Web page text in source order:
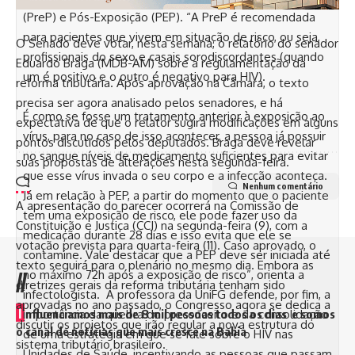
(PreP) e Pós-Exposição (PEP). “A PreP é recomendada
para pacientes que vivem em situação de risco, ou seja,
profissionais do sexo e casais sorodiscordantes (quando
um é positivo e o outro é negativo para HIV).
É como se fosse um tratamento anterior à exposição ao
vírus, para no caso de isso acontecer, a pessoa já possuir
no sangue níveis de medicamento suficientes para evitar
que esse vírus invada o seu corpo e a infecção aconteça.
Já em relação à PEP, a partir do momento que o paciente
tem uma exposição de risco, ele pode fazer uso da
medicação durante 28 dias e isso evita que ele se
contamine. Vale destacar que a PEP deve ser iniciada até
no máximo 72h após a exposição de risco”, orienta a
infectologista. A professora da UniFG defende, por fim, a
importância da quebra do preconceito e da consolidação
de uma estratégia em que se fale sobre o HIV nas
O Senado deve votar, nesta semana, o relatório do senador
Eduardo Braga (MDB-AM) sobre a regulamentação da
reforma tributária. Após aprovação na Câmara, o texto
precisa ser agora analisado pelos senadores, e há
expectativa de que o relator sugira modificações em alguns
pontos discutidos pelos deputados. Braga deve revelar
suas propostas de alterações nesta segunda-feira.
A apresentação do parecer ocorrerá na Comissão de
Constituição e Justiça (CCJ) na segunda-feira (9), com a
votação prevista para quarta-feira (11). Caso aprovado, o
texto seguirá para o plenário no mesmo dia. Embora as
diretrizes gerais da reforma tributária tenham sido
aprovadas no ano passado, o Congresso agora se dedica a
discutir os projetos que irão regular a nova estrutura do
sistema tributário brasileiro.
Nenhum comentário
//
I nfluenciamos mais de 8 mil pessoas todos os dias e somos
o canal de notícias que mais cresce na Bahia